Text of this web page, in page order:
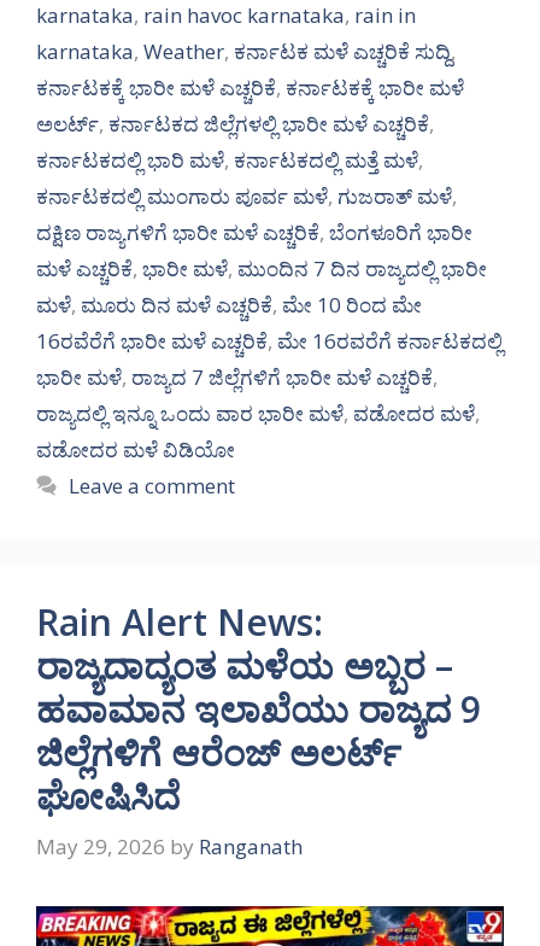
karnataka, rain havoc karnataka, rain in
karnataka, Weather, ಕರ್ನಾಟಕ ಮಳೆ ಎಚ್ಚರಿಕೆ ಸುದ್ದಿ,
ಕರ್ನಾಟಕಕ್ಕೆ ಭಾರೀ ಮಳೆ ಎಚ್ಚರಿಕೆ, ಕರ್ನಾಟಕಕ್ಕೆ ಭಾರೀ ಮಳೆ
ಅಲರ್ಟ್‌, ಕರ್ನಾಟಕದ ಜಿಲ್ಲೆಗಳಲ್ಲಿ ಭಾರೀ ಮಳೆ ಎಚ್ಚರಿಕೆ,
ಕರ್ನಾಟಕದಲ್ಲಿ ಭಾರಿ ಮಳೆ, ಕರ್ನಾಟಕದಲ್ಲಿ ಮತ್ತೆ ಮಳೆ,
ಕರ್ನಾಟಕದಲ್ಲಿ ಮುಂಗಾರು ಪೂರ್ವ ಮಳೆ, ಗುಜರಾತ್ ಮಳೆ,
ದಕ್ಷಿಣ ರಾಜ್ಯಗಳಿಗೆ ಭಾರೀ ಮಳೆ ಎಚ್ಚರಿಕೆ, ಬೆಂಗಳೂರಿಗೆ ಭಾರೀ
ಮಳೆ ಎಚ್ಚರಿಕೆ, ಭಾರೀ ಮಳೆ, ಮುಂದಿನ 7 ದಿನ ರಾಜ್ಯದಲ್ಲಿ ಭಾರೀ
ಮಳೆ, ಮೂರು ದಿನ ಮಳೆ ಎಚ್ಚರಿಕೆ, ಮೇ 10 ರಿಂದ ಮೇ
16ರವೆರೆಗೆ ಭಾರೀ ಮಳೆ ಎಚ್ಚರಿಕೆ, ಮೇ 16ರವರೆಗೆ ಕರ್ನಾಟಕದಲ್ಲಿ
ಭಾರೀ ಮಳೆ, ರಾಜ್ಯದ 7 ಜಿಲ್ಲೆಗಳಿಗೆ ಭಾರೀ ಮಳೆ ಎಚ್ಚರಿಕೆ,
ರಾಜ್ಯದಲ್ಲಿ ಇನ್ನೂ ಒಂದು ವಾರ ಭಾರೀ ಮಳೆ, ವಡೋದರ ಮಳೆ,
ವಡೋದರ ಮಳೆ ವಿಡಿಯೋ
Leave a comment
Rain Alert News:
ರಾಜ್ಯದಾದ್ಯಂತ ಮಳೆಯ ಅಬ್ಬರ –
ಹವಾಮಾನ ಇಲಾಖೆಯು ರಾಜ್ಯದ 9
ಜಿಲ್ಲೆಗಳಿಗೆ ಆರೆಂಜ್ ಅಲರ್ಟ್
ಘೋಷಿಸಿದೆ
May 29, 2026 by Ranganath